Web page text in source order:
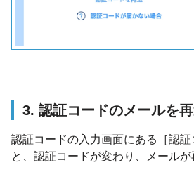
3. 認証コードのメールを
認証コードの入力画面にある［認
と、認証コードが変わり、メールが